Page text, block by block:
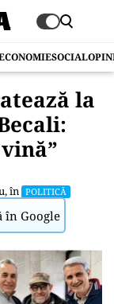
SOCIAL
la
, în POLITICĂ
în Google